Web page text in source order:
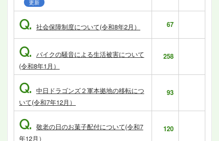
更新
Q. 社会保障制度について(令和8年2月） 67
Q. バイクの騒音による生活被害について
(令和8年1月）
258
Q. 中日ドラゴンズ２軍本拠地の移転につ
いて(令和7年12月）
93
Q. 敬老の日のお菓子配付について(令和7
年12月）
120